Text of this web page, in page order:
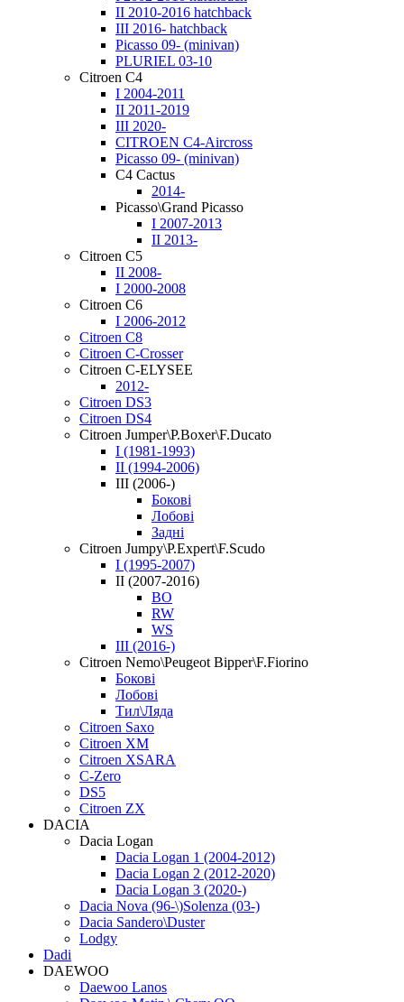
II 2010-2016 hatchback
III 2016- hatchback
Picasso 09- (minivan)
PLURIEL 03-10
Citroen C4
I 2004-2011
II 2011-2019
III 2020-
CITROEN C4-Aircross
Picasso 09- (minivan)
C4 Cactus
2014-
Picasso\Grand Picasso
I 2007-2013
II 2013-
Citroen C5
II 2008-
I 2000-2008
Citroen C6
I 2006-2012
Citroen C8
Citroen C-Crosser
Citroen C-ELYSEE
2012-
Citroen DS3
Citroen DS4
Citroen Jumper\P.Boxer\F.Ducato
I (1981-1993)
II (1994-2006)
III (2006-)
Бокові
Лобові
Задні
Citroen Jumpy\P.Expert\F.Scudo
I (1995-2007)
II (2007-2016)
BO
RW
WS
III (2016-)
Citroen Nemo\Peugeot Bipper\F.Fiorino
Бокові
Лобові
Тил\Ляда
Citroen Saxo
Citroen XM
Citroen XSARA
C-Zero
DS5
Citroen ZX
DACIA
Dacia Logan
Dacia Logan 1 (2004-2012)
Dacia Logan 2 (2012-2020)
Dacia Logan 3 (2020-)
Dacia Nova (96-\)Solenza (03-)
Dacia Sandero\Duster
Lodgy
Dadi
DAEWOO
Daewoo Lanos